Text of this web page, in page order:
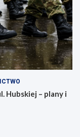
Hubskiej – plany i